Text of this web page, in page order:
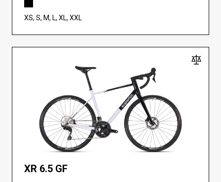
XS, S, M, L, XL, XXL
XR 6.5 GF